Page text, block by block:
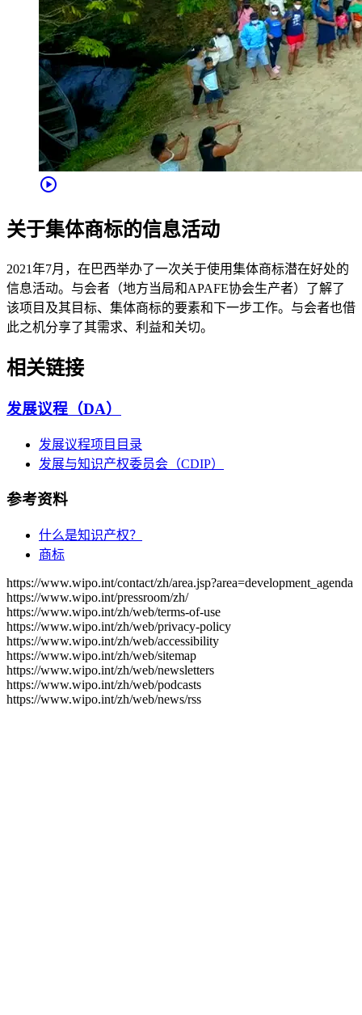
play_circle
关于集体商标的信息活动
2021年7月，在巴西举办了一次关于使用集体商标潜在好处的
信息活动。与会者（地方当局和APAFE协会生产者）了解了
该项目及其目标、集体商标的要素和下一步工作。与会者也借
此之机分享了其需求、利益和关切。
相关链接
发展议程（DA）
发展议程项目目录
发展与知识产权委员会（CDIP）
参考资料
什么是知识产权？
商标
https://www.wipo.int/contact/zh/area.jsp?area=development_agenda
https://www.wipo.int/pressroom/zh/
https://www.wipo.int/zh/web/terms-of-use
https://www.wipo.int/zh/web/privacy-policy
https://www.wipo.int/zh/web/accessibility
https://www.wipo.int/zh/web/sitemap
https://www.wipo.int/zh/web/newsletters
https://www.wipo.int/zh/web/podcasts
https://www.wipo.int/zh/web/news/rss